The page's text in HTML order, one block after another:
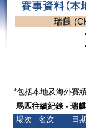
瑞麒
*包括本地及海外賽
馬匹往績紀錄 - 瑞麒
場次
名次 日期